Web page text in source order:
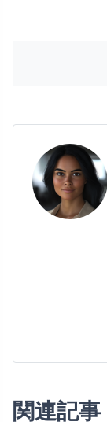
関連記事